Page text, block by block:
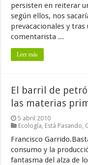
persisten en reiterar
según ellos, nos
prevacacionales y
comentarista ...
Leer más
El barril de
las materias
5 abril 2010
Ecología Está Pasando
Francisco
consumo y la
fantasma del alza de